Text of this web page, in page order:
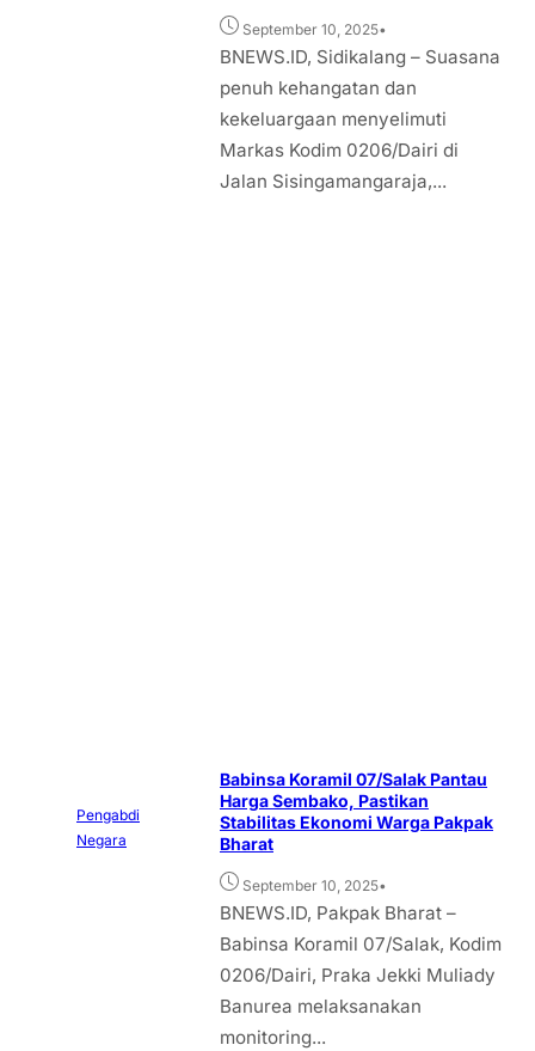
September 10, 2025•
BNEWS.ID, Sidikalang – Suasana
penuh kehangatan dan
kekeluargaan menyelimuti
Markas Kodim 0206/Dairi di
Jalan Sisingamangaraja,...
Pengabdi
Negara
Babinsa Koramil 07/Salak Pantau
Harga Sembako, Pastikan
Stabilitas Ekonomi Warga Pakpak
Bharat
September 10, 2025•
BNEWS.ID, Pakpak Bharat –
Babinsa Koramil 07/Salak, Kodim
0206/Dairi, Praka Jekki Muliady
Banurea melaksanakan
monitoring...